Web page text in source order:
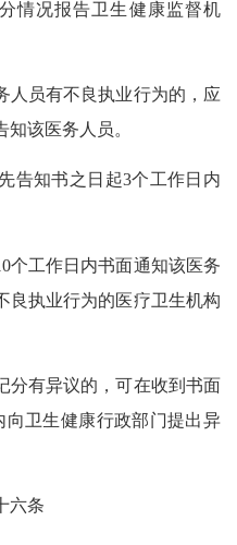
情况报告卫生健康监督机
员有不良执业行为的，应
该医务人员。
知书之日起3个工作日内
工作日内书面通知该医务
良执业行为的医疗卫生机构
有异议的，可在收到书面
卫生健康行政部门提出异
六条